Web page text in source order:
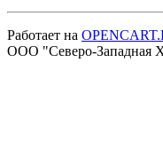
Работает на
ООО "Северо-Западная